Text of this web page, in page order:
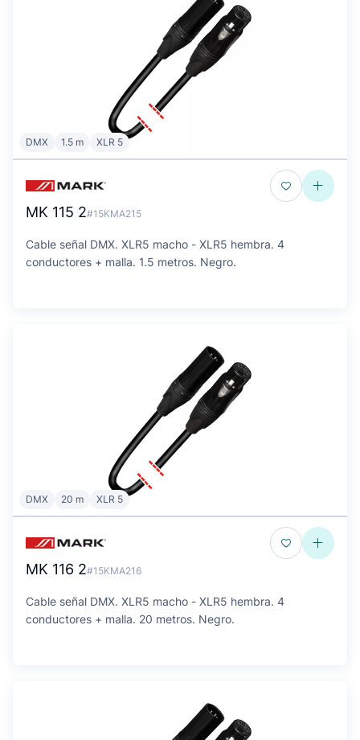
DMX 1.5 m XLR 5
MK 115 2#15KMA215
Cable señal DMX. XLR5 macho - XLR5 hembra. 4
conductores + malla. 1.5 metros. Negro.
DMX 20 m XLR 5
MK 116 2#15KMA216
Cable señal DMX. XLR5 macho - XLR5 hembra. 4
conductores + malla. 20 metros. Negro.